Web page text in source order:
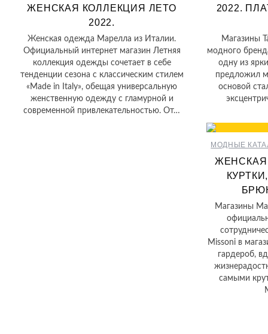
ЖЕНСКАЯ КОЛЛЕКЦИЯ ЛЕТО
2022.
Женская одежда Марелла из Италии.
Официальный интернет магазин Летняя
коллекция одежды сочетает в себе
тенденции сезона с классическим стилем
«Made in Italy», обещая универсальную
женственную одежду с гламурной и
современной привлекательностью. От…
2022.
Магазины
модного
одну из
предложил
основой
МОДНЫЕ
ЖЕНСКАЯ
Магазины
Missoni в
гардероб,
самыми